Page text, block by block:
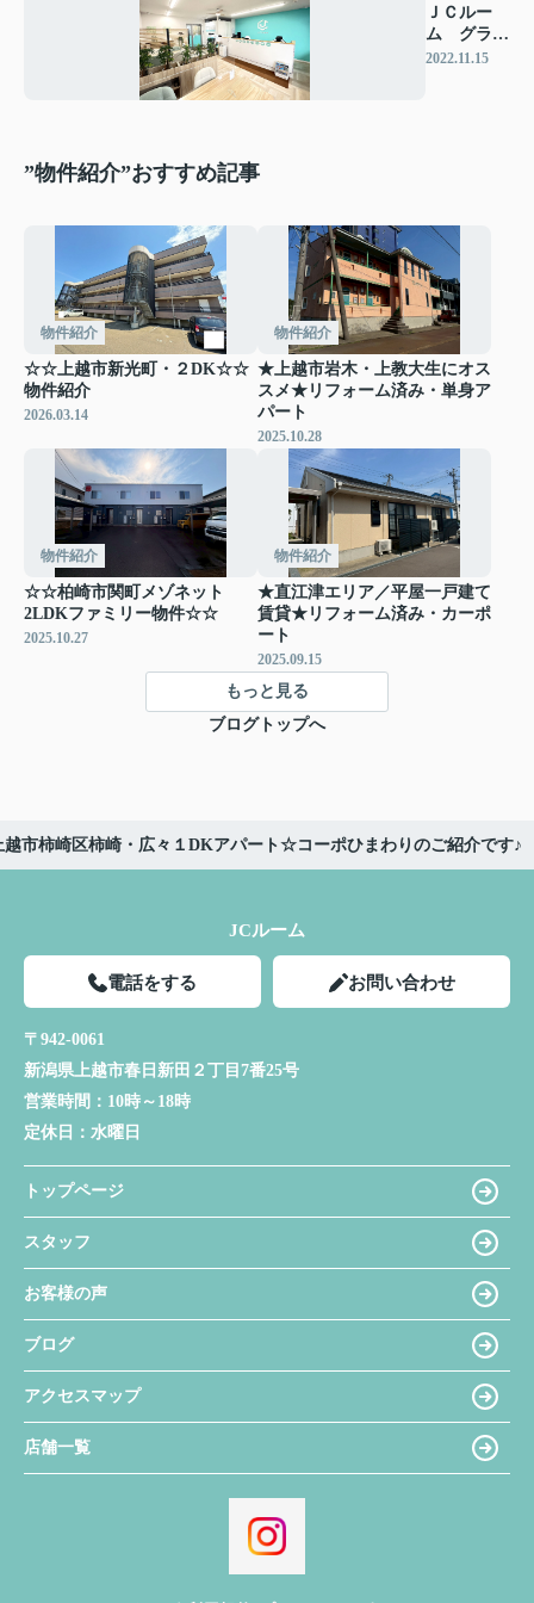
ＪＣルー
ム グラン
ドオープ
2022.11.15
”物件紹介”おすすめ記事
物件紹介
☆☆上越市新光町・２DK☆☆
物件紹介
2026.03.14
物件紹介
★上越市岩木・上教大生にオス
スメ★リフォーム済み・単身ア
パート
2025.10.28
物件紹介
☆☆柏崎市関町メゾネット
2LDKファミリー物件☆☆
2025.10.27
物件紹介
★直江津エリア／平屋一戸建て
賃貸★リフォーム済み・カーポ
ート
2025.09.15
もっと見る
ブログトップへ
市柿崎区柿崎・広々１DKアパート☆コーポひまわりのご紹介です♪
JCルーム
電話をする お問い合わせ
〒942-0061
新潟県上越市春日新田２丁目7番25号
営業時間： 10時～18時
定休日： 水曜日
トップページ
スタッフ
お客様の声
ブログ
アクセスマップ
店舗一覧